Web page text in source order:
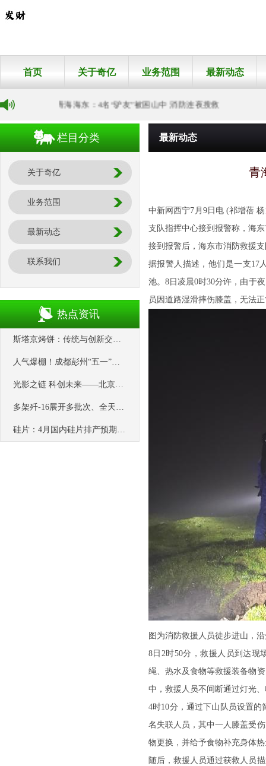
首页 关于奇亿 业务范围 最新动态
青海海东：4名“驴友”被困山中 消防连夜搜救
栏目分类
关于奇亿
业务范围
最新动态
联系我们
热点资讯
斯塔京烤饼：传统与创新交织的美食新篇_衢州_美味_现代科技
人气爆棚！成都彭州“五一”假期超50家精品民宿满房
光影之链 科创未来——北京怀柔建设国际影视高地的创新密码
多架歼-16展开多批次、全天候、高强度的空中加油训练
硅片：4月国内硅片排产预期达60GW以上
最新动态
青
中新网西宁7月9日电 (祁增蓓
支队指挥中心接到报警称，海
接到报警后，海东市消防救援
据报警人描述，他们是一支17
池。8日凌晨0时30分许，由于
员因道路湿滑摔伤膝盖，无法
图为消防救援人员徒步进山，
8日2时50分，救援人员到达现
绳、热水及食物等救援装备物
中，救援人员不间断通过灯光
4时10分，通过下山队员设置
名失联人员，其中一人膝盖受
物更换，并给予食物补充身体
随后，救援人员通过获救人员